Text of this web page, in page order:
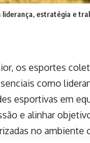
liderança, estratégia e
os esportes
como
esportivas em
e alinhar
no ambiente